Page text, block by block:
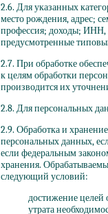
2.6. Для указанных
место рождения, адрес;
профессия; доходы;
предусмотренные
2.7. При обработке
к целям обработки
производится их
2.8. Для персональных
2.9. Обработка и
персональных данных,
если федеральным
хранения.
следующий условий:
достижение целей
утрата